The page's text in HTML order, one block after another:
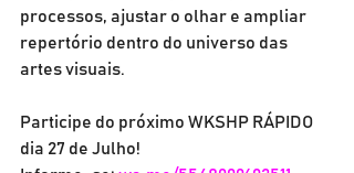
processos, ajustar o olhar e ampliar
repertório dentro do universo das
artes visuais.
Participe do próximo WKSHP RÁPIDO
dia 27 de Julho!